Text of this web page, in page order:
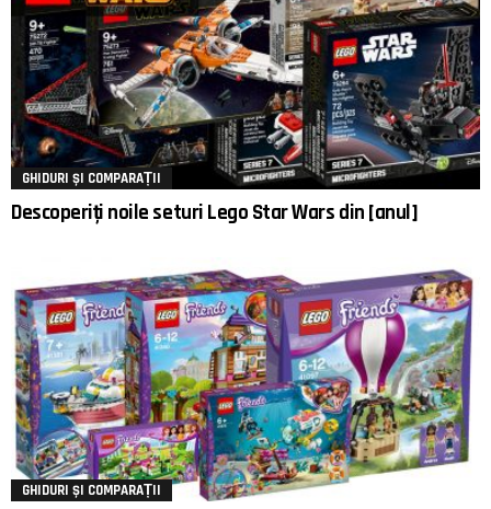
GHIDURI ȘI COMPARAȚII
Descoperiți noile seturi Lego Star Wars din [anul]
GHIDURI ȘI COMPARAȚII